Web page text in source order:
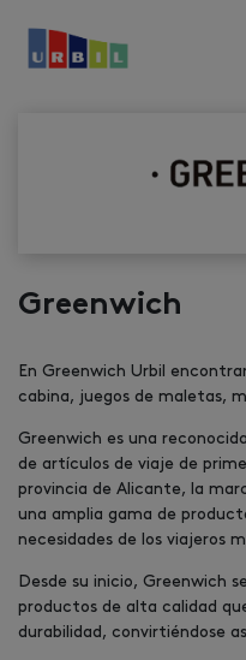
Greenwich
En Greenwich Urbil
cabina, juegos de maletas,
Greenwich es una
de artículos de viaje de
provincia de Alicante, la
una amplia gama de
necesidades de los viajeros
Desde su inicio, Greenwich
productos de alta calidad
durabilidad, convirtiéndose